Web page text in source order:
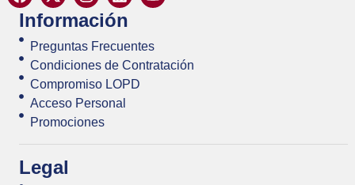
Información
Preguntas Frecuentes
Condiciones de Contratación
Compromiso LOPD
Acceso Personal
Promociones
Legal